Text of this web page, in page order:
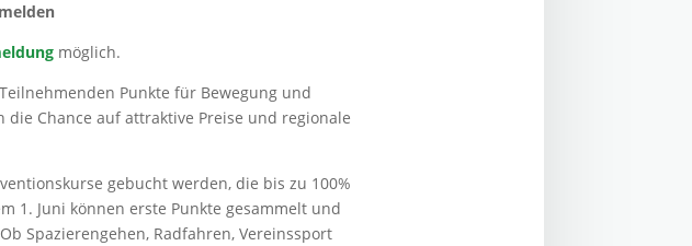
möglich.
Punkte für Bewegung und
Chance auf attraktive Preise und regionale
gebucht werden, die bis zu 100%
1. Juni können erste Punkte gesammelt und
Spazierengehen, Radfahren, Vereinssport